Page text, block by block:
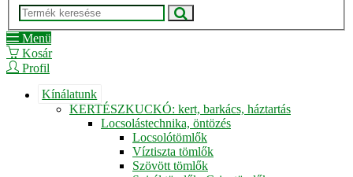
Menü
Kosár
Profil
Kínálatunk
KERTÉSZKUCKÓ: kert, barkács, háztartás
Locsolástechnika, öntözés
Locsolótömlők
Víztiszta tömlők
Szövött tömlők